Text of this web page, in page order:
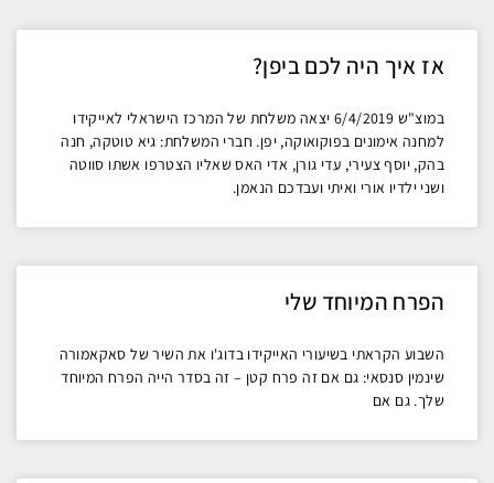
אז איך היה לכם ביפן?
במוצ"ש 6/4/2019 יצאה משלחת של המרכז הישראלי לאייקידו
למחנה אימונים בפוקואוקה, יפן. חברי המשלחת: גיא טוטקה, חנה
בהק, יוסף צעירי, עדי גורן, אדי האס שאליו הצטרפו אשתו סווטה
ושני ילדיו אורי ואיתי ועבדכם הנאמן.
הפרח המיוחד שלי
השבוע הקראתי בשיעורי האייקידו בדוג'ו את השיר של סאקאמורה
שינמין סנסאי: גם אם זה פרח קטן – זה בסדר הייה הפרח המיוחד
שלך. גם אם